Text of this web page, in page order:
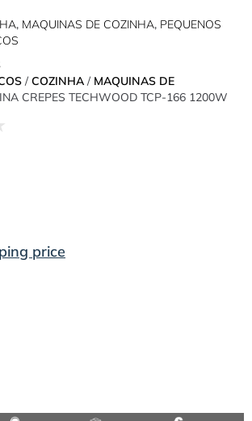
, MAQUINAS DE COZINHA, PEQUENOS
/ COZINHA / MAQUINAS DE
CREPES TECHWOOD TCP-166 1200W
price